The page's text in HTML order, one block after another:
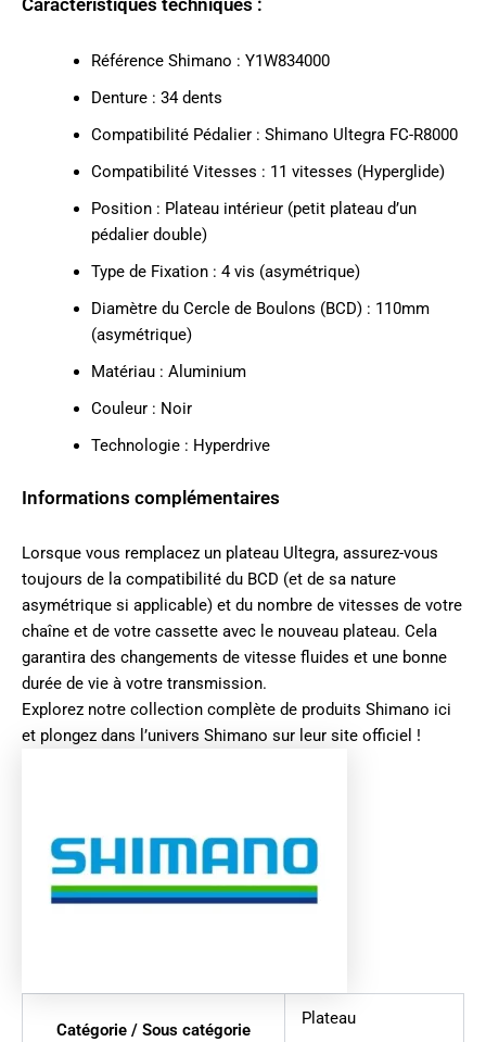
Caractéristiques techniques :
Référence Shimano : Y1W834000
Denture : 34 dents
Compatibilité Pédalier : Shimano Ultegra FC-R8000
Compatibilité Vitesses : 11 vitesses (Hyperglide)
Position : Plateau intérieur (petit plateau d’un
pédalier double)
Type de Fixation : 4 vis (asymétrique)
Diamètre du Cercle de Boulons (BCD) : 110mm
(asymétrique)
Matériau : Aluminium
Couleur : Noir
Technologie : Hyperdrive
Informations complémentaires
Lorsque vous remplacez un plateau Ultegra, assurez-vous
toujours de la compatibilité du BCD (et de sa nature
asymétrique si applicable) et du nombre de vitesses de votre
chaîne et de votre cassette avec le nouveau plateau. Cela
garantira des changements de vitesse fluides et une bonne
durée de vie à votre transmission.
Explorez notre collection complète de produits Shimano ici
et plongez dans l’univers Shimano sur leur site officiel !
Catégorie / Sous catégorie
Plateau